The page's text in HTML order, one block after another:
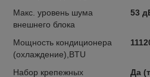
Макс. уровень шума
внешнего блока
53
Мощность кондиционера
(охлаждение),BTU
Набор крепежных Да